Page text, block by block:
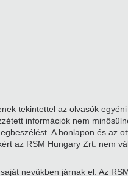
tekintettel az olvasók
információk nem
A honlapon és az
az RSM Hungary Zrt. nem
nevükben járnak el. Az